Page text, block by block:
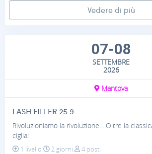
Vedere di più
07-08
SETTEMBRE
2026
Mantova
LASH FILLER 25.9
Rivoluzioniamo la rivoluzione... Oltre la
ciglia!
1 livello
2 giorni
4 posti